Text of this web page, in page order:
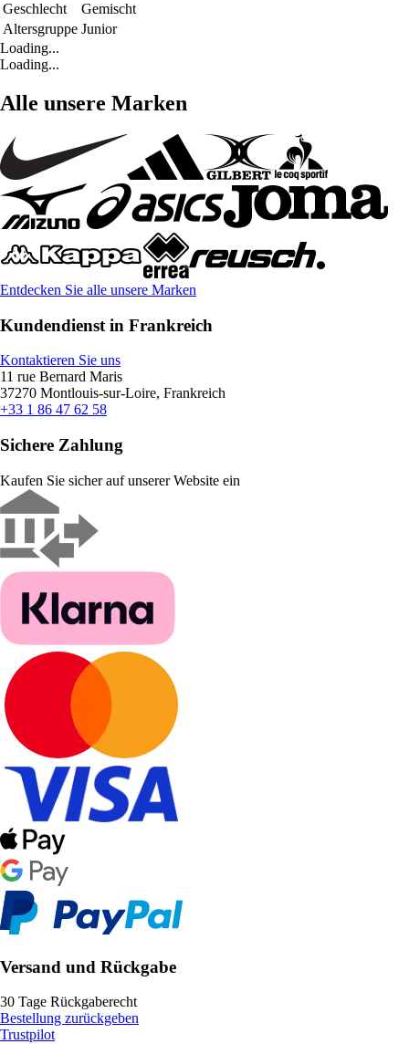
Geschlecht
Gemischt
Altersgruppe Junior
Loading...
Loading...
Alle unsere Marken
Entdecken Sie alle unsere Marken
Kundendienst in Frankreich
Kontaktieren Sie uns
11 rue Bernard Maris
37270 Montlouis-sur-Loire, Frankreich
+33 1 86 47 62 58
Sichere Zahlung
Kaufen Sie sicher auf unserer Website ein
Versand und Rückgabe
30 Tage Rückgaberecht
Bestellung zurückgeben
Trustpilot